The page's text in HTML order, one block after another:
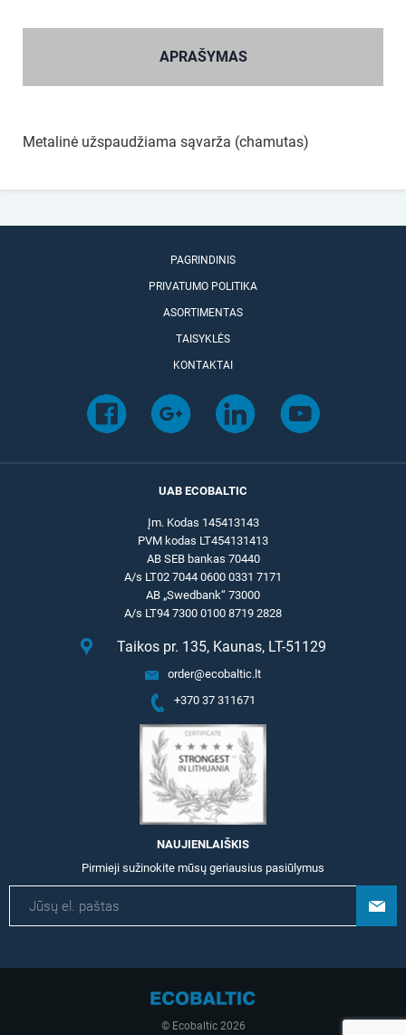
APRAŠYMAS
Metalinė užspaudžiama sąvarža (chamutas)
PAGRINDINIS
PRIVATUMO POLITIKA
ASORTIMENTAS
TAISYKLĖS
KONTAKTAI
UAB ECOBALTIC
Įm. Kodas 145413143
PVM kodas LT454131413
AB SEB bankas 70440
A/s LT02 7044 0600 0331 7171
AB „Swedbank“ 73000
A/s LT94 7300 0100 8719 2828
Taikos pr. 135, Kaunas, LT-51129
order@ecobaltic.lt
+370 37 311671
NAUJIENLAIŠKIS
Pirmieji sužinokite mūsų geriausius pasiūlymus
© Ecobaltic 2026